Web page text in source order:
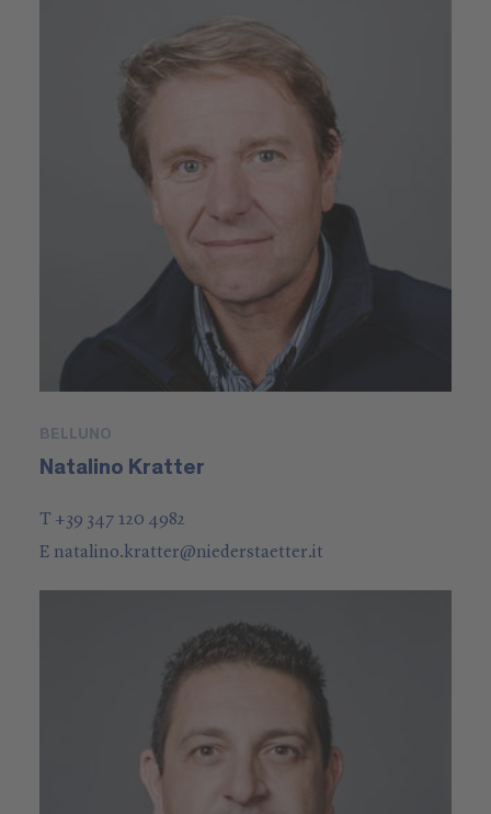
BELLUNO
Natalino Kratter
T +39 347 120 4982
E natalino.kratter@niederstaetter.it